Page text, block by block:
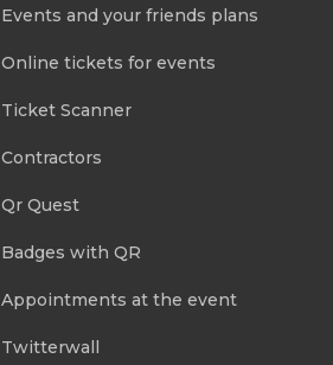
Events and your friends plans
Online tickets for events
Ticket Scanner
Contractors
Qr Quest
Badges with QR
Appointments at the event
Twitterwall